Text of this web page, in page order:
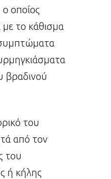
οποίος
με το κάθισμα
βραδινού
του
από τον
του
ή κήλης